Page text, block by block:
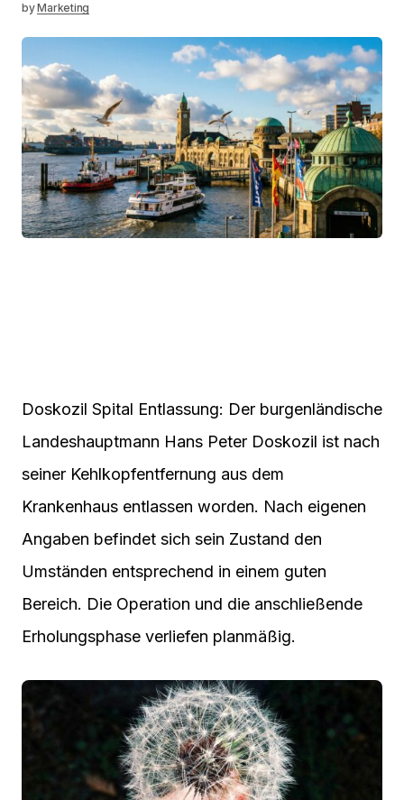
byMarketing
Doskozil Spital Entlassung: Der burgenländische
Landeshauptmann Hans Peter Doskozil ist nach
seiner Kehlkopfentfernung aus dem
Krankenhaus entlassen worden. Nach eigenen
Angaben befindet sich sein Zustand den
Umständen entsprechend in einem guten
Bereich. Die Operation und die anschließende
Erholungsphase verliefen planmäßig.